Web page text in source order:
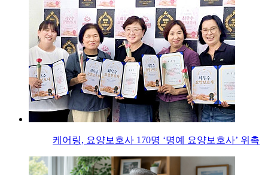
케어링, 요양보호사 170명 ‘명예 요양보호사’ 위촉